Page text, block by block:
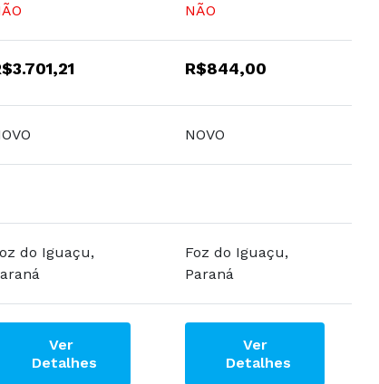
NÃO
R$844,00
NOVO
do Iguaçu,
Foz do Iguaçu,
Paraná
Ver
Detalhes
Ver
Detalhes